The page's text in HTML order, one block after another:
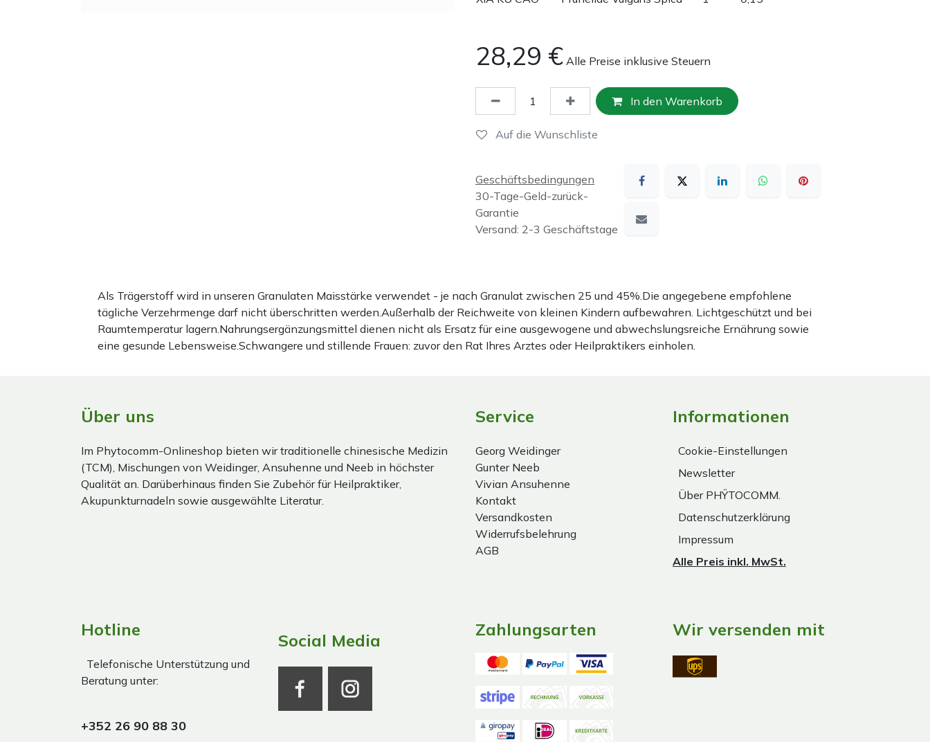
28,29 € Alle Preise inklusive Steuern
In den Warenkorb
Auf die Wunschliste
Geschäftsbedingungen
30-Tage-Geld-zurück-
Garantie
Versand: 2-3 Geschäftstage
Als Trägerstoff wird in unseren Granulaten Maisstärke verwendet - je nach Granulat zwischen 25 und 45%.Die angegebene empfohlene
tägliche Verzehrmenge darf nicht überschritten werden.Außerhalb der Reichweite von kleinen Kindern aufbewahren. Lichtgeschützt und bei
Raumtemperatur lagern.Nahrungsergänzungsmittel dienen nicht als Ersatz für eine ausgewogene und abwechslungsreiche Ernährung sowie
eine gesunde Lebensweise.Schwangere und stillende Frauen: zuvor den Rat Ihres Arztes oder Heilpraktikers einholen.
Über uns
Im Phytocomm-Onlineshop bieten wir traditionelle chinesische Medizin
(TCM), Mischungen von Weidinger, Ansuhenne und Neeb in höchster
Qualität an. Darüberhinaus finden Sie Zubehör für Heilpraktiker,
Akupunkturnadeln sowie ausgewählte Literatur.
Service
Georg Weidinger
Gunter Neeb
Vivian Ansuhenne
Kontakt
Versandkosten
Widerrufsbelehrung
AGB
Informationen
Cookie-Einstellungen
Newsletter
Über PHŸTOCOMM.
Datenschutzerklärung
Impressum
Alle Preis inkl. MwSt.
Hotline
Telefonische Unterstützung und
Beratung unter:
+352 26 90 88 30
Social Media
Zahlungsarten Wir versenden mit